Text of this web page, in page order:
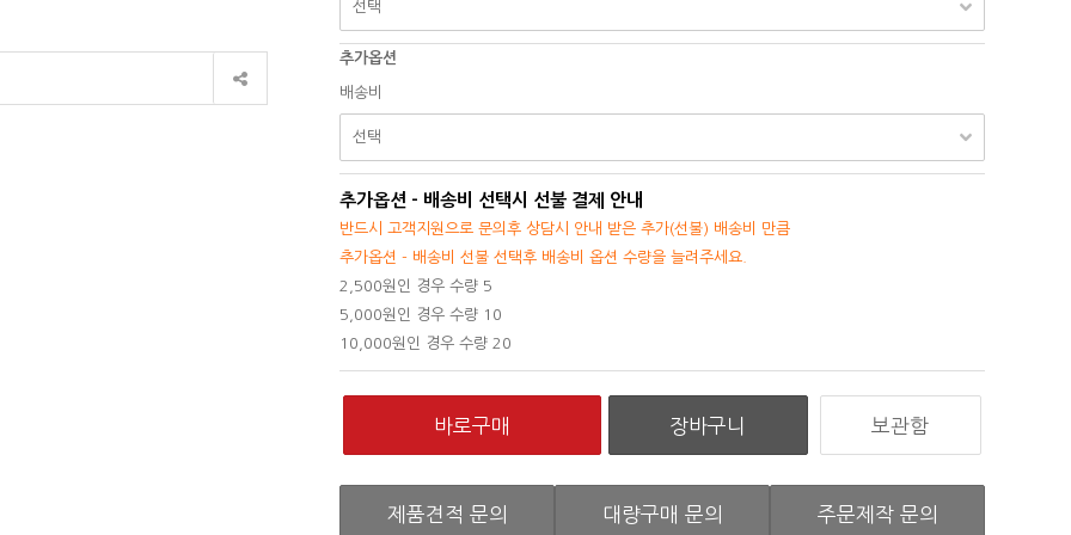
추가옵션
배송비
추가옵션 - 배송비 선택시 선불 결제 안내
반드시 고객지원으로 문의후 상담시 안내 받은 추가(선불) 배송비 만큼
추가옵션 - 배송비 선불 선택후 배송비 옵션 수량을 늘려주세요.
2,500원인 경우 수량 5
5,000원인 경우 수량 10
10,000원인 경우 수량 20
보관함
제품견적 문의 대량구매 문의 주문제작 문의